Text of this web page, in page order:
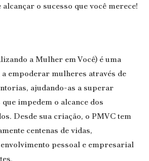
o sucesso que você merece!
a Mulher em Você) é uma
empoderar mulheres através de
ajudando-as a superar
impedem o alcance dos
Desde sua criação, o PMVC tem
centenas de vidas,
pessoal e empresarial